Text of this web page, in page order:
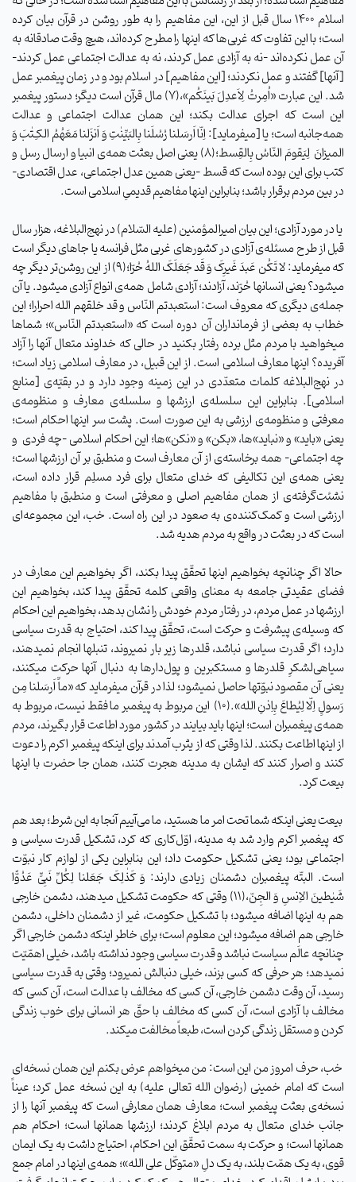
اسلام ۱۴۰۰ سال قبل از این، این مفاهیم را به طور روشن در قرآن بیان کرده
است؛ با این تفاوت که غربی‌ها که اینها را مطرح کرده‌اند، هیچ وقت صادقانه به
آن عمل نکرده‌اند -نه به آزادی عمل کردند، نه به عدالت اجتماعی عمل کردند-
[آنها] گفتند و عمل نکردند؛ [این مفاهیم] در اسلام بود و در زمان پیغمبر عمل
شد. این عبارت «اُمِرتُ لِاَعدِلَ بَینَکُم»،(۷) مال قرآن است دیگر؛ دستور پیغمبر
این است که اجرای عدالت بکند؛ این همان عدالت اجتماعی و عدالت
همه‌جانبه است؛ یا [میفرماید]: اِنّا اَرسَلنا رُسُلَنا بِالبَیِّنٰتِ وَ اَنزَلنا مَعَهُمُ الکـِتٰبَ وَ
المیزانَ لِیَقومَ النّاسُ بِالقِسط؛(۸) یعنی اصل بعثت همه‌ی انبیا و ارسال رسل و
کتب برای این بوده است که قسط -یعنی همین عدل اجتماعی، عدل اقتصادی-
در بین مردم برقرار باشد؛ بنابراین اینها مفاهیم قدیمیِ اسلامی است.
یا در مورد آزادی؛ این بیان امیرالمؤمنین (علیه السّلام) در نهج‌البلاغه، هزار سال
قبل از طرح مسئله‌ی آزادی در کشورهای غربی مثل فرانسه یا جاهای دیگر است
که میفرماید: لا تَکُن‌ عَبدَ غَیرِکَ‌ وَ قَد جَعَلَکَ اللهُ حُرّا؛(۹) از این روشن‌تر دیگر چه
میشود؟ یعنی انسانها حُرّند، آزادند؛ آزادی شامل همه‌ی انواع آزادی میشود. یا آن
جمله‌ی دیگری که معروف است: استعبدتم النّاس و قد خلقهم الله احرارا؛ این
خطاب به بعضی از فرمانداران آن دوره است که «استعبدتم النّاس»؛ شماها
میخواهید با مردم مثل برده رفتار بکنید در حالی که خداوند متعال آنها را آزاد
آفریده؟ اینها معارف اسلامی است. از این قبیل، در معارف اسلامی زیاد است؛
در نهج‌البلاغه کلمات متعدّدی در این زمینه وجود دارد و در بقیّه‌ی [منابع
اسلامی]. بنابراین این سلسله‌ی ارزشها و سلسله‌ی معارف و منظومه‌ی
معرفتی و منظومه‌ی ارزشی به این صورت است. پشت سر اینها احکام است؛
یعنی «باید» و «نباید»ها، «بکن» و «نکن»ها؛ این احکام اسلامی -چه فردی و
چه اجتماعی- همه‌ برخاسته‌ی از آن معارف است و منطبق بر آن ارزشها است؛
یعنی همه‌ی این تکالیفی که خدای متعال برای فرد مسلِم قرار داده است،
نشئت‌گرفته‌ی از همان مفاهیم اصلی و معرفتی است و منطبق با مفاهیم
ارزشی است و کمک‌کننده‌ی به صعود در این راه است. خب، این مجموعه‌ای
است که در بعثت در واقع به مردم هدیه شد.
حالا اگر چنانچه بخواهیم اینها تحقّق پیدا بکند، اگر بخواهیم این معارف در
فضای عقیدتی جامعه به معنای واقعی کلمه تحقّق پیدا کند، بخواهیم این
ارزشها در عمل مردم، در رفتار مردم خودش را نشان بدهد، بخواهیم این احکام
که وسیله‌ی پیشرفت و حرکت است، تحقّق پیدا کند، احتیاج به قدرت سیاسی
دارد؛ اگر قدرت سیاسی نباشد، قلدرها زیر بار نمیروند، تنبلها انجام نمیدهند،
سیاهی‌لشکرِ قلدرها و مستکبرین و پول‌دارها به دنبال آنها حرکت میکنند،
یعنی آن مقصود نبوّتها حاصل نمیشود؛ لذا در قرآن میفرماید که «ماِّ اَرسَلنا مِن
رَسولٍ اِلّا لِیُطاعَ بِاِذنِ الله».(۱۰) این مربوط به پیغمبر ما فقط نیست، مربوط به
همه‌ی پیغمبران است؛ اینها باید بیایند در کشور مورد اطاعت قرار بگیرند، مردم
از اینها اطاعت بکنند. لذا وقتی که از یثرب آمدند برای اینکه پیغمبر اکرم را دعوت
کنند و اصرار کنند که ایشان به مدینه هجرت کنند، همان جا حضرت با اینها
بیعت کرد.
بیعت یعنی اینکه شما تحت امر ما هستید، ما می‌آییم آنجا به این شرط؛ بعد هم
که پیغمبر اکرم وارد شد به مدینه، اوّل‌کاری که کرد، تشکیل قدرت سیاسی و
اجتماعی بود؛ یعنی تشکیل حکومت داد؛ این بنابراین یکی از لوازم کار نبوّت
است. البتّه پیغمبران دشمنان زیادی دارند: وَ کَذٰلِکَ جَعَلنا لِکُلِّ نَبِیٍّ عَدُوًّا
شَیٰطینَ الاِنسِ وَ الجِنّ،(۱۱) وقتی که حکومت تشکیل میدهند، دشمن خارجی
هم به اینها اضافه میشود؛ با تشکیل حکومت، غیر از دشمنان داخلی، دشمن
خارجی هم اضافه میشود؛ این معلوم است؛ برای خاطر اینکه دشمن خارجی اگر
چنانچه عالَم سیاست نباشد و قدرت سیاسی وجود نداشته باشد، خیلی اهمّیّت
نمیدهد؛ هر حرفی که کسی بزند، خیلی دنبالش نمیرود؛ وقتی به قدرت سیاسی
رسید، آن وقت دشمن خارجی، آن کسی که مخالف با عدالت است، آن کسی که
مخالف با آزادی است، آن کسی که مخالف با حقّ هر انسانی برای خوب زندگی
کردن و مستقل زندگی کردن است، طبعاً مخالفت میکند.
خب، حرف امروز من این است: من میخواهم عرض بکنم این همان نسخه‌ای
است که امام خمینی (رضوان الله تعالی علیه) به این نسخه عمل کرد؛ عیناً
نسخه‌ی بعثت پیغمبر است؛ معارف همان معارفی است که پیغمبر آنها را از
جانب خدای متعال به مردم ابلاغ کردند؛ ارزشها همانها است؛ احکام هم
همانها است؛ و حرکت به سمت تحقّق این احکام، احتیاج داشت به یک ایمان
قوی، به یک همّت بلند، به یک دلِ «متوکّل علی الله»؛ همه‌ی اینها در امام جمع